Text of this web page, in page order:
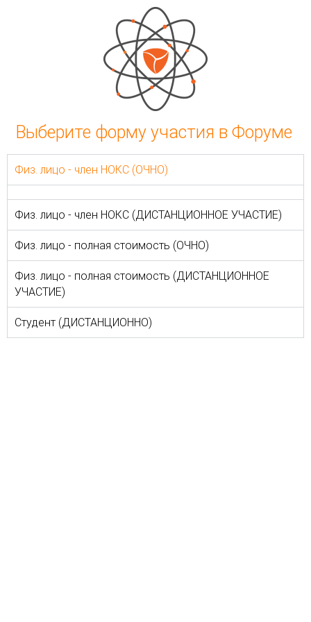
Выберите форму участия в Форуме
Физ. лицо - член НОКС (ОЧНО)
Физ. лицо - член НОКС (ДИСТАНЦИОННОЕ УЧАСТИЕ)
Физ. лицо - полная стоимость (ОЧНО)
Физ. лицо - полная стоимость (ДИСТАНЦИОННОЕ
УЧАСТИЕ)
Студент (ДИСТАНЦИОННО)